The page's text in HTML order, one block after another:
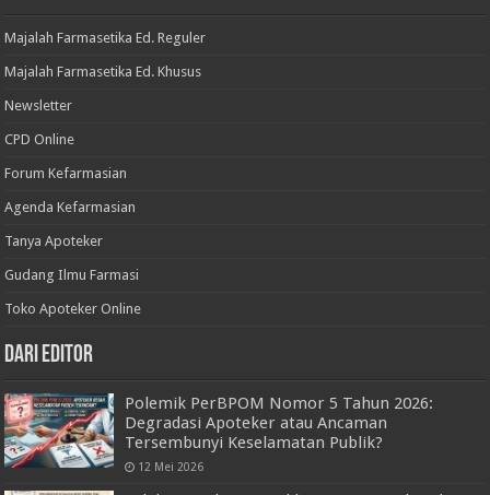
Majalah Farmasetika Ed. Reguler
Majalah Farmasetika Ed. Khusus
Newsletter
CPD Online
Forum Kefarmasian
Agenda Kefarmasian
Tanya Apoteker
Gudang Ilmu Farmasi
Toko Apoteker Online
Dari Editor
Polemik PerBPOM Nomor 5 Tahun 2026:
Degradasi Apoteker atau Ancaman
Tersembunyi Keselamatan Publik?
12 Mei 2026